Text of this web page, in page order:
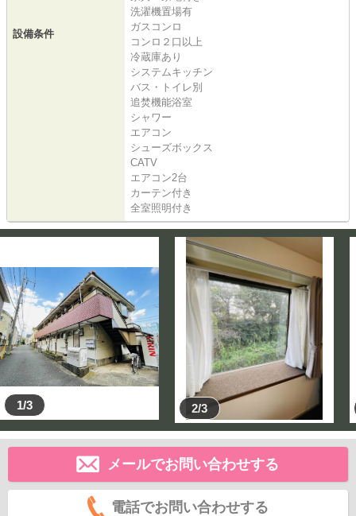
設備条件
洗濯機置場有
ガスコンロ
コンロ２口以上
冷蔵庫あり
システムキッチン
バス・トイレ別
追焚機能浴室
シャワー
エアコン
シューズボックス
CATV
エアコン2台
カーテン付き
全室照明付き
1/3 2/3
メールでお問い合わせする
電話でお問い合わせする